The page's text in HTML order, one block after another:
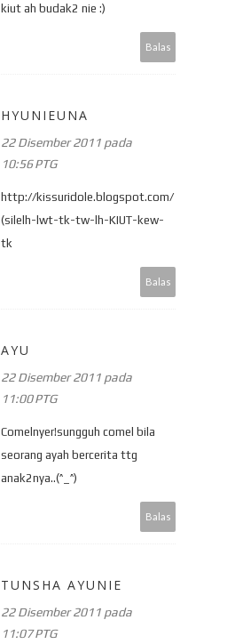
kiut ah budak2 nie :)
Balas
HYUNIEUNA
22 Disember 2011 pada
10:56 PTG
http://kissuridole.blogspot.com/
(silelh-lwt-tk-tw-lh-KIUT-kew-
tk
Balas
AYU
22 Disember 2011 pada
11:00 PTG
Comelnyer!sungguh comel bila
seorang ayah bercerita ttg
anak2nya..(^_^)
Balas
TUNSHA AYUNIE
22 Disember 2011 pada
11:07 PTG